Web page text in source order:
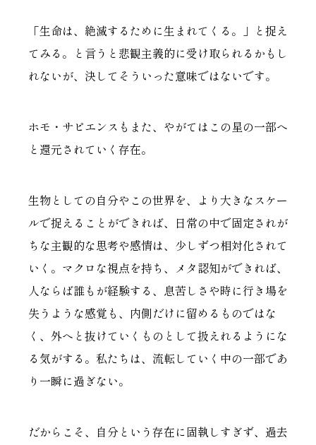
「生命は、絶滅するために生まれてくる。」と捉え
てみる。と言うと悲観主義的に受け取られるかもし
れないが、決してそういった意味ではないです。
ホモ・サピエンスもまた、やがてはこの星の一部へ
と還元されていく存在。
生物としての自分やこの世界を、より大きなスケー
ルで捉えることができれば、日常の中で固定されが
ちな主観的な思考や感情は、少しずつ相対化されて
いく。マクロな視点を持ち、メタ認知ができれば、
人ならば誰もが経験する、息苦しさや時に行き場を
失うような感覚も、内側だけに留めるものではな
く、外へと抜けていくものとして扱えれるようにな
る気がする。私たちは、流転していく中の一部であ
り一瞬に過ぎない。
だからこそ、自分という存在に固執しすぎず、過去